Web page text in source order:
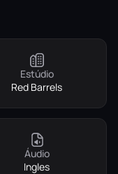
Estúdio
Red Barrels
Áudio
Ingles